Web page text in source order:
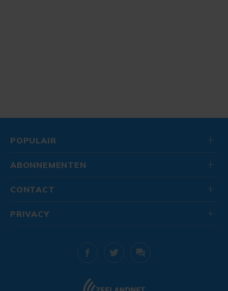
POPULAIR
ABONNEMENTEN
CONTACT
PRIVACY